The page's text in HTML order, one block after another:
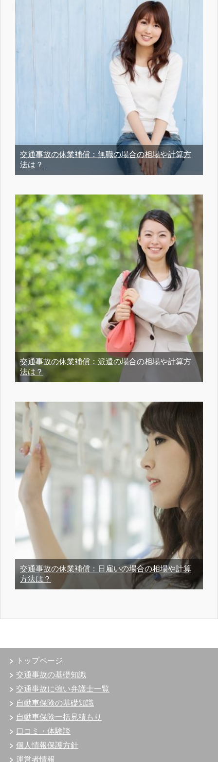
交通事故の休業補償：無職の場合の相場や計算方
法は？
交通事故の休業補償：派遣の場合の相場や計算方
法は？
交通事故の休業補償：日雇いの場合の相場や計算
方法は？
トップページ
交通事故の基礎知識
交通事故に強い弁護士一覧
自動車保険の基礎知識
自動車保険一括見積もり
口コミ・体験談
個人情報保護方針
運営者情報